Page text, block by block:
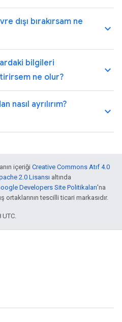
keyboard_arrow_up
dışı bırakırsam ne
keyboard_arrow_up
bilgileri
ne olur?
keyboard_arrow_up
nasıl ayrılırım?
içeriği Creative Commons Atıf 4.0
2.0 Lisansı altında
Developers Site Politikaları'na
ortaklarının tescilli ticari markasıdır.
UTC.